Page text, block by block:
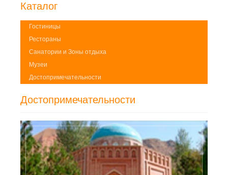
Каталог
Гостиницы
Рестораны
Санатории и Зоны отдыха
Музеи
Достопримечательности
Достопримечательности